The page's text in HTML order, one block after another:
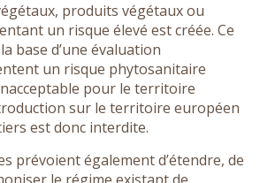
produits végétaux ou
un risque élevé est créée. Ce
base d’une évaluation
un risque phytosanitaire
pour le territoire
sur le territoire européen
est donc interdite.
prévoient également d’étendre, de